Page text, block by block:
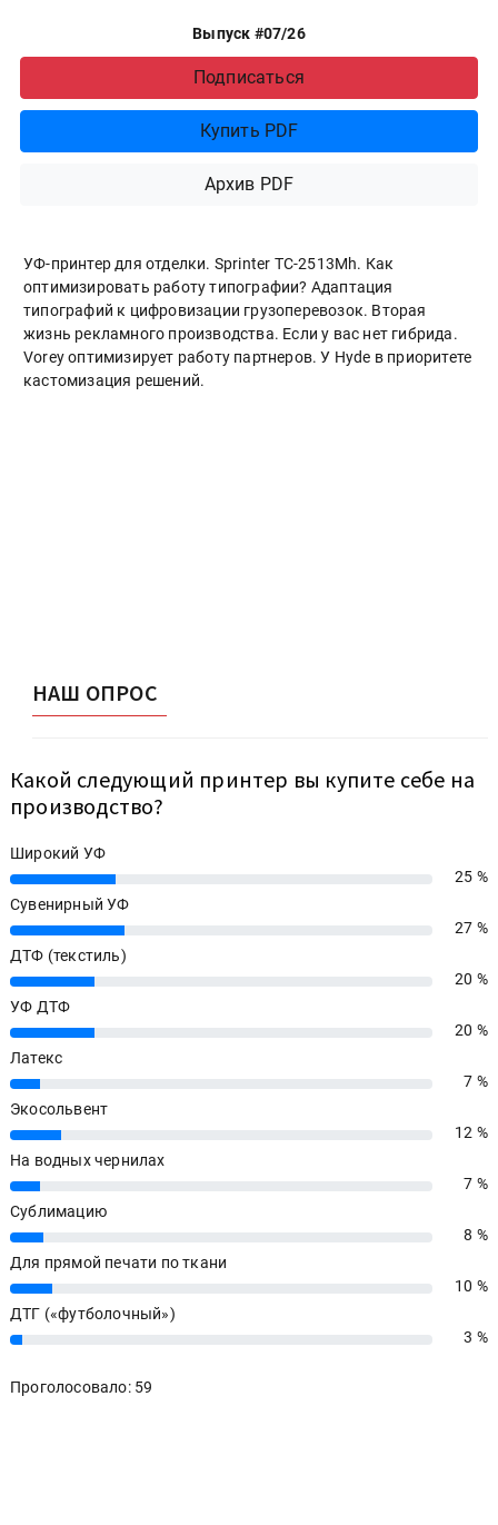
Выпуск #07/26
Подписаться
Купить PDF
Архив PDF
УФ-принтер для отделки. Sprinter ТС-2513Mh. Как
оптимизировать работу типографии? Адаптация
типографий к цифровизации грузоперевозок. Вторая
жизнь рекламного производства. Если у вас нет гибрида.
Vorey оптимизирует работу партнеров. У Hyde в приоритете
кастомизация решений.
НАШ ОПРОС
Какой следующий принтер вы купите себе на
производство?
Широкий УФ
25%
25 %
Сувенирный УФ
27%
27 %
ДТФ (текстиль)
20%
20 %
УФ ДТФ
20%
20 %
Латекс
7%
7 %
Экосольвент
12%
12 %
На водных чернилах
7%
7 %
Сублимацию
8%
8 %
Для прямой печати по ткани
10%
10 %
ДТГ («футболочный»)
3% 3 %
Проголосовало: 59